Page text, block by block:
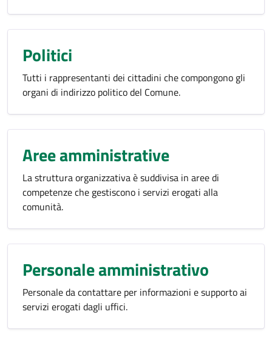
Politici
Tutti i rappresentanti dei cittadini che compongono gli
organi di indirizzo politico del Comune.
Aree amministrative
La struttura organizzativa è suddivisa in aree di
competenze che gestiscono i servizi erogati alla
comunità.
Personale amministrativo
Personale da contattare per informazioni e supporto ai
servizi erogati dagli uffici.